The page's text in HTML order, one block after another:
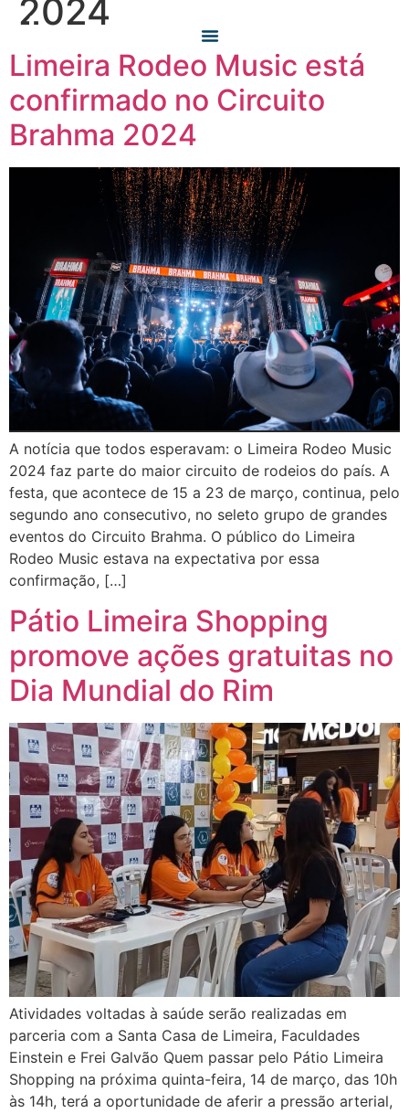
2024
Limeira Rodeo Music está
confirmado no Circuito
Brahma 2024
A notícia que todos esperavam: o Limeira Rodeo Music
2024 faz parte do maior circuito de rodeios do país. A
festa, que acontece de 15 a 23 de março, continua, pelo
segundo ano consecutivo, no seleto grupo de grandes
eventos do Circuito Brahma. O público do Limeira
Rodeo Music estava na expectativa por essa
confirmação, […]
Pátio Limeira Shopping
promove ações gratuitas no
Dia Mundial do Rim
Atividades voltadas à saúde serão realizadas em
parceria com a Santa Casa de Limeira, Faculdades
Einstein e Frei Galvão Quem passar pelo Pátio Limeira
Shopping na próxima quinta-feira, 14 de março, das 10h
às 14h, terá a oportunidade de aferir a pressão arterial,